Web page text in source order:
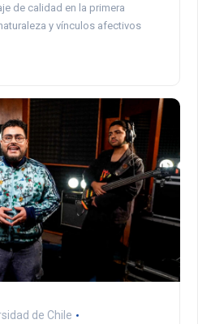
de calidad en la primera
y vínculos afectivos
de Chile